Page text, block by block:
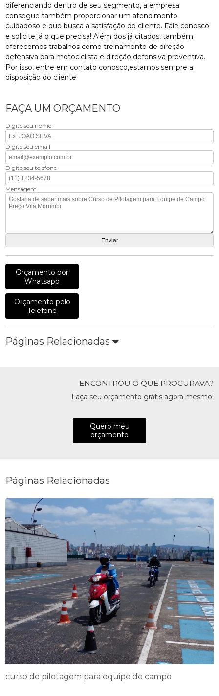
diferenciando dentro de seu segmento, a empresa
consegue também proporcionar um atendimento
cuidadoso e que busca a satisfação do cliente. Fale conosco
e solicite já o que precisa! Além dos já citados, também
oferecemos trabalhos como treinamento de direção
defensiva para motociclista e direção defensiva preventiva.
Por isso, entre em contato conosco,estamos sempre a
disposição do cliente.
FAÇA UM ORÇAMENTO
Digite seu nome
Digite seu email
Digite seu telefone
Mensagem
Orçamento por
Whatsapp
Orçamento pelo
Telefone
Páginas Relacionadas
ENCONTROU O QUE PROCURAVA?
Faça seu orçamento grátis agora mesmo!
Quero meu
orçamento
Páginas Relacionadas
curso de pilotagem para equipe de campo